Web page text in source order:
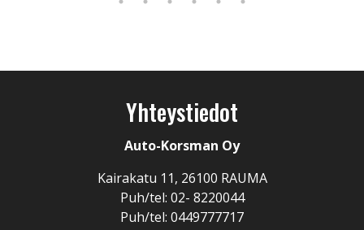
Yhteystiedot
Auto-Korsman Oy
Kairakatu 11, 26100 RAUMA
Puh/tel: 02- 8220044
Puh/tel: 0449777717